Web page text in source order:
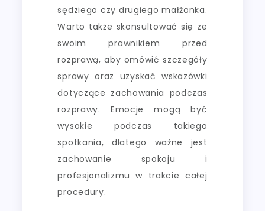
sędziego czy drugiego małżonka.
Warto także skonsultować się ze
swoim prawnikiem przed
rozprawą, aby omówić szczegóły
sprawy oraz uzyskać wskazówki
dotyczące zachowania podczas
rozprawy. Emocje mogą być
wysokie podczas takiego
spotkania, dlatego ważne jest
zachowanie spokoju i
profesjonalizmu w trakcie całej
procedury.